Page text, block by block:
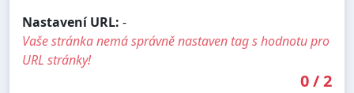
Nastavení URL: -
Vaše stránka nemá správně nastaven tag s hodnotu pro
URL stránky!
0/2